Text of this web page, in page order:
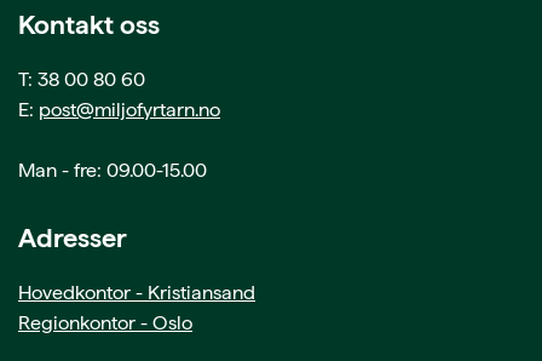
Kontakt oss
T: 38 00 80 60
E: post@miljofyrtarn.no
Man - fre: 09.00-15.00
Adresser
Hovedkontor - Kristiansand
Regionkontor - Oslo